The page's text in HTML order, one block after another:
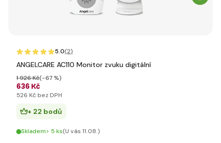
5.0(2)
ANGELCARE AC110 Monitor zvuku digitální
636 Kč
1 926 Kč(-67 %)
526 Kč bez DPH
+ 22 bodů
Skladem> 5 ks(U vás 11.08.)